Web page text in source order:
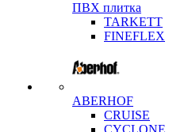
ПВХ плитка
TARKETT
FINEFLEX
ABERHOF
CRUISE
CYCLONE